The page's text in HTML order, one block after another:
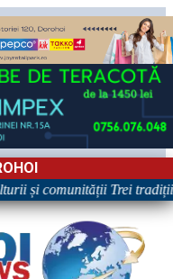
și comunității Trei tradiții.